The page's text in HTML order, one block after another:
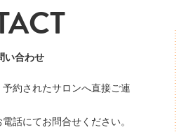
い合わせ
約されたサロンへ直接ご連
話にてお問合せください。